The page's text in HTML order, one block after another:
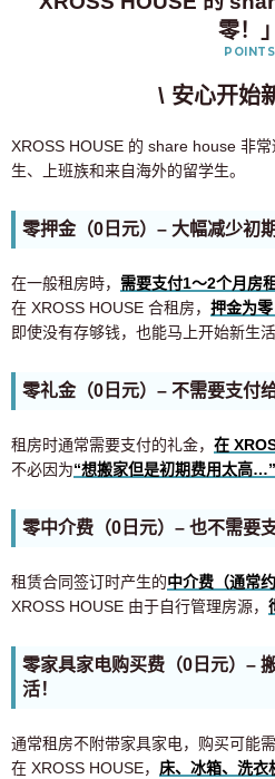
零！」
POINTS
\ 安心开始
XROSS HOUSE 的 share house 非
生、上班族和来自海外的留学生。
零押金（0日元）– 大幅减少初期
在一般租房時， 需要支付1〜2个月房
在 XROSS HOUSE 合租房， 押金为零
即使没有存够钱，也能马上开始新生活
零礼金（0日元）– 不需要支付
租房时通常需要支付的礼金， 在
不必因为“想搬家但是初期费用太高…”
零中介费（0日元）– 也不需要
租赁合同签订时产生的中介费（通常
XROSS HOUSE 由于自行管理房源，
零家具家电购买费（0日元）–
活！
通常租房不附带家具家电，购买可能需
在 XROSS HOUSE， 床、冰箱、洗衣